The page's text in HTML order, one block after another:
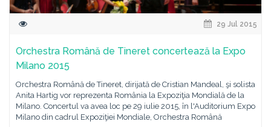
29 Jul 2015
Orchestra Română de Tineret concertează la Expo
Milano 2015
Orchestra Română de Tineret, dirijată de Cristian Mandeal, şi solista
Anita Hartig vor reprezenta România la Expoziţia Mondială de la
Milano. Concertul va avea loc pe 29 iulie 2015, în l'Auditorium Expo
Milano din cadrul Expoziţiei Mondiale, Orchestra Română